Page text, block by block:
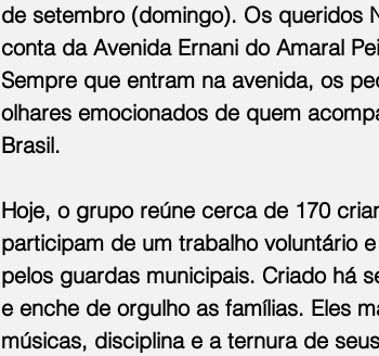
de setembro (domingo). Os queridos
conta da Avenida Ernani do Amaral
Sempre que entram na avenida, os
olhares emocionados de quem
Brasil.
Hoje, o grupo reúne cerca de 170
participam de um trabalho voluntário
pelos guardas municipais. Criado há
e enche de orgulho as famílias. Eles
músicas, disciplina e a ternura de